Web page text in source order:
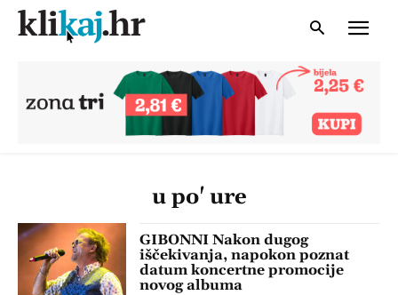
u po' ure
GIBONNI Nakon dugog
iščekivanja, napokon poznat
datum koncertne promocije
novog albuma